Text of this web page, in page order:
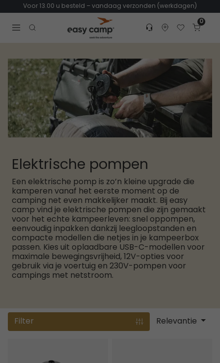
Voor 13.00 u besteld – vandaag verzonden (werkdagen)
Open search modal
Customer service
Find dealer
Favorites
Cart
0
Elektrische pompen
Een elektrische pomp is zo’n kleine upgrade die
kamperen vanaf het eerste moment op de
camping net even makkelijker maakt. Bij easy
camp vind je elektrische pompen die zijn gemaakt
voor het echte kampeerleven: snel oppompen,
eenvoudig inpakken dankzij leegloopstanden en
compacte modellen die netjes in je kampeerbox
passen. Kies uit oplaadbare USB-C-modellen voor
maximale bewegingsvrijheid, 12V-opties voor
gebruik via je voertuig en 230V-pompen voor
campings met netstroom.
Filter Relevantie